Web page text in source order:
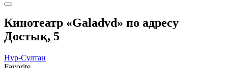
Кинотеатр «Galadvd» по адресу
Достық, 5
Нур-Султан